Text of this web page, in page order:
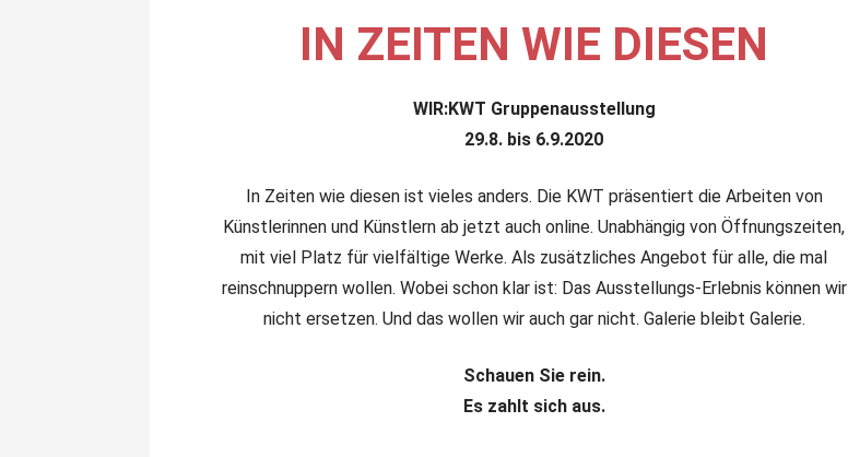
IN ZEITEN WIE DIESEN
WIR:KWT Gruppenausstellung
29.8. bis 6.9.2020
In Zeiten wie diesen ist vieles anders. Die KWT präsentiert die Arbeiten von
Künstlerinnen und Künstlern ab jetzt auch online. Unabhängig von Öffnungszeiten,
mit viel Platz für vielfältige Werke. Als zusätzliches Angebot für alle, die mal
reinschnuppern wollen. Wobei schon klar ist: Das Ausstellungs-Erlebnis können wir
nicht ersetzen. Und das wollen wir auch gar nicht. Galerie bleibt Galerie.
Schauen Sie rein.
Es zahlt sich aus.